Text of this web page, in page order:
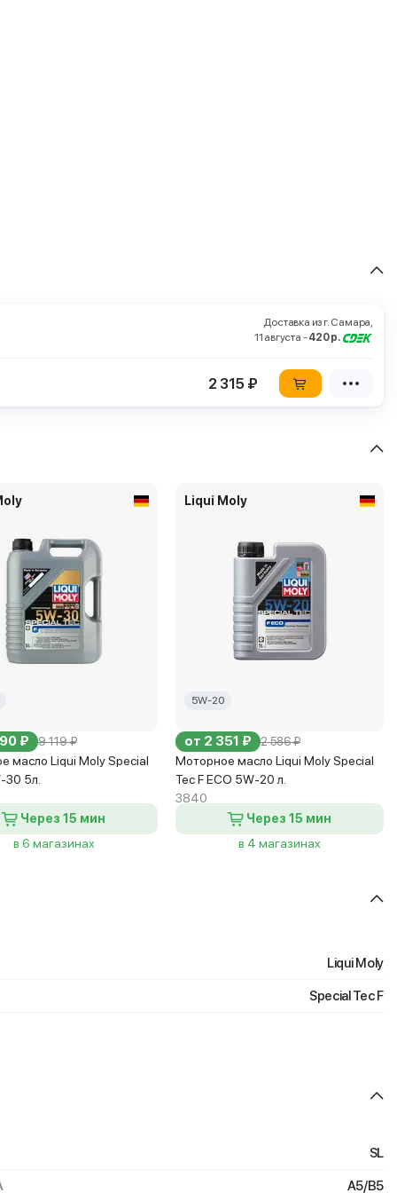
Доставка из г. Самара,
11 августа -420 р.
2 315 ₽
₽ 9 119 ₽
масло Liqui Moly Special
30 5л.
Через 15 мин
в 6 магазинах
Liqui Moly
5W-20
от 2 351 ₽ 2 586 ₽
Моторное масло Liqui Moly Special
Tec F ECO 5W-20 л.
3840
Через 15 мин
в 4 магазинах
Liqui Moly
Special Tec F
SL
A5/B5